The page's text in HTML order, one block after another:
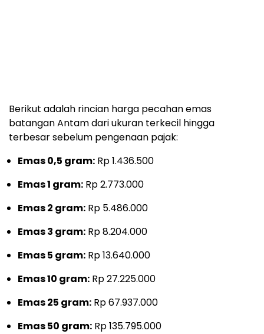
Berikut adalah rincian harga pecahan emas
batangan Antam dari ukuran terkecil hingga
terbesar sebelum pengenaan pajak:
Emas 0,5 gram: Rp 1.436.500
Emas 1 gram: Rp 2.773.000
Emas 2 gram: Rp 5.486.000
Emas 3 gram: Rp 8.204.000
Emas 5 gram: Rp 13.640.000
Emas 10 gram: Rp 27.225.000
Emas 25 gram: Rp 67.937.000
Emas 50 gram: Rp 135.795.000